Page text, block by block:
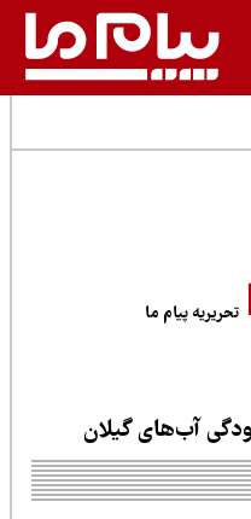
پیام ما
آب‌های گیلان